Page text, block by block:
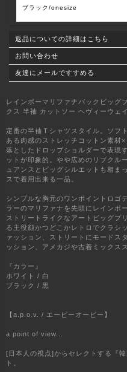
ブラック/onesize
返品についての詳細はこちら
お問い合わせ
友達にメールですすめる
レインボーマリファナバックビッグ
クス 半袖 カットソー ヘヴィーウェ
定番の半袖Ｔシャツスタイル。ソフ
ある肉感のストレッチコットン素材
落としたドロップショルダーで表現
ットが印象的。やや広めのリブクル
ュアンスとビッグシルエットも相ま
スで着用出来る一品。
シンプルな胸元のワンポイントロゴ
ラーのマリファナを先頭にレインボ
ストリートライクなアートビッグプ
る主役顔かつどこかレトロでクラシ
ァッション、ストリートにモードス
ッション、アメカジや古着ミックス
『カラー』
ホワイト / 白
ブラック / 黒
【a.p.o.v. / エーピーオービー】
a point of view...
[日本人の視点]からセレクトする『
ト。